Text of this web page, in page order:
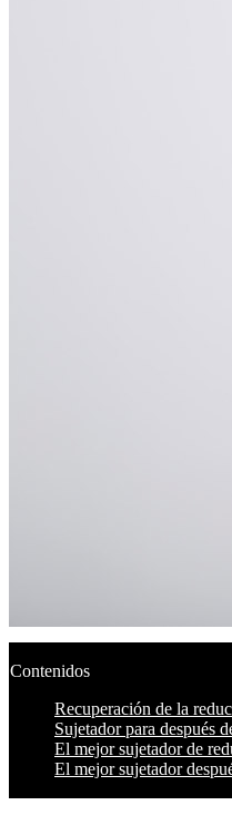
Contenidos
Recuperación de la
Sujetador para después
El mejor sujetador de
El mejor sujetador